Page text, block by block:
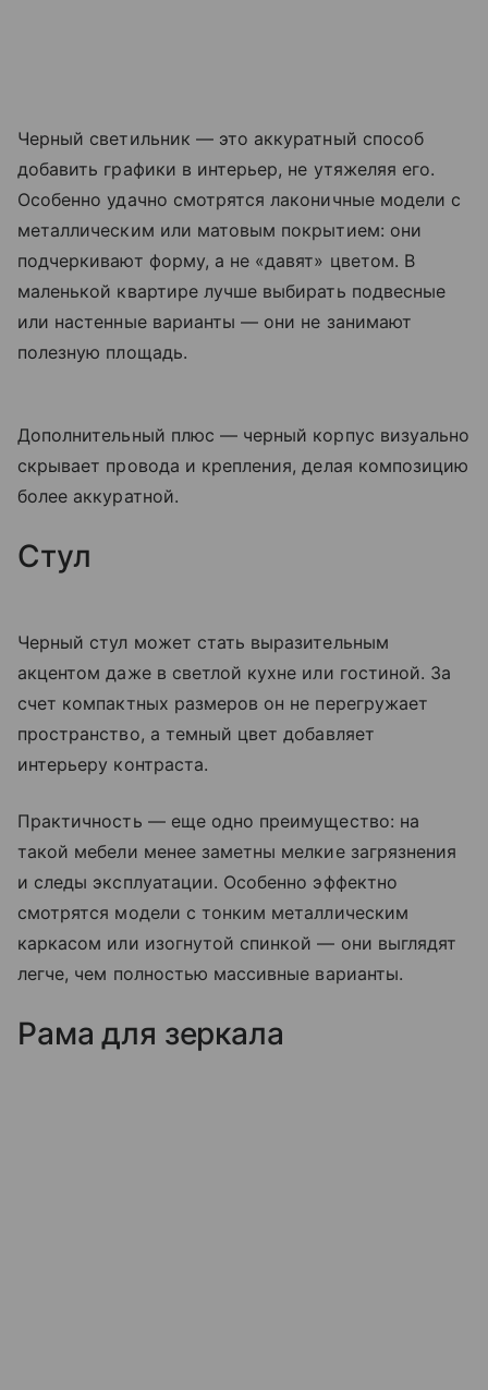
Черный светильник — это аккуратный способ
добавить графики в интерьер, не утяжеляя его.
Особенно удачно смотрятся лаконичные модели с
металлическим или матовым покрытием: они
подчеркивают форму, а не «давят» цветом. В
маленькой квартире лучше выбирать подвесные
или настенные варианты — они не занимают
полезную площадь.
Дополнительный плюс — черный корпус визуально
скрывает провода и крепления, делая композицию
более аккуратной.
Стул
Черный стул может стать выразительным
акцентом даже в светлой кухне или гостиной. За
счет компактных размеров он не перегружает
пространство, а темный цвет добавляет
интерьеру контраста.
Практичность — еще одно преимущество: на
такой мебели менее заметны мелкие загрязнения
и следы эксплуатации. Особенно эффектно
смотрятся модели с тонким металлическим
каркасом или изогнутой спинкой — они выглядят
легче, чем полностью массивные варианты.
Рама для зеркала